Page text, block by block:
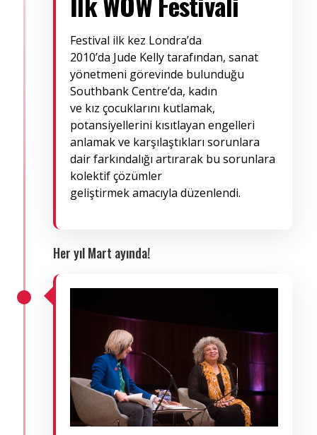
Festival ilk kez Londra’da
2010’da Jude Kelly tarafından, sanat
yönetmeni görevinde bulunduğu
Southbank Centre’da, kadın
ve kız çocuklarını kutlamak,
potansiyellerini kısıtlayan engelleri
anlamak ve karşılaştıkları sorunlara
dair farkındalığı artırarak bu sorunlara
kolektif çözümler
geliştirmek amacıyla düzenlendi.
Her yıl Mart ayında!